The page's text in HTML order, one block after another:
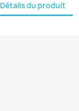
Détails du produit